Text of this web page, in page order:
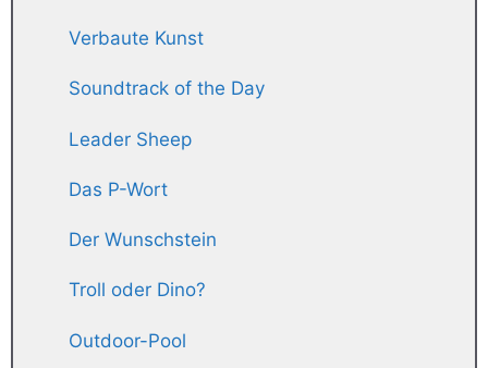
Verbaute Kunst
Soundtrack of the Day
Leader Sheep
Das P-Wort
Der Wunschstein
Troll oder Dino?
Outdoor-Pool